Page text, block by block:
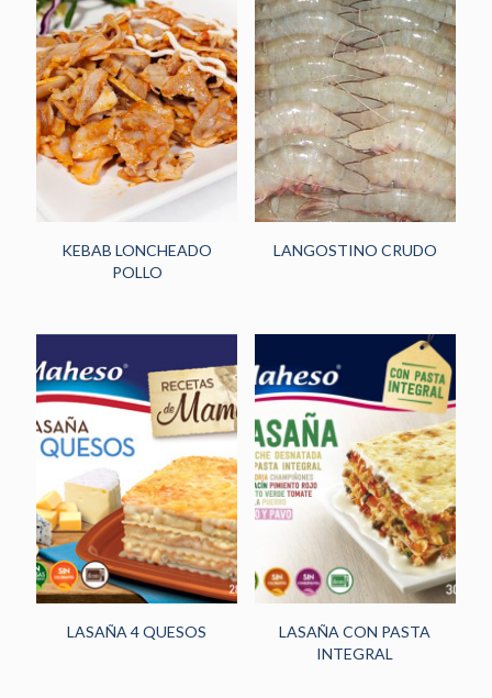
KEBAB LONCHEADO
POLLO
LANGOSTINO CRUDO
LASAÑA 4 QUESOS
LASAÑA CON PASTA
INTEGRAL